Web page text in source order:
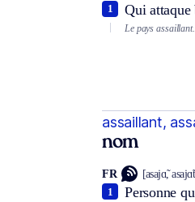
Qui attaque
1
Le pays assaillant.
assaillant,
nom
FR [asajɑ̃,
Personne
1